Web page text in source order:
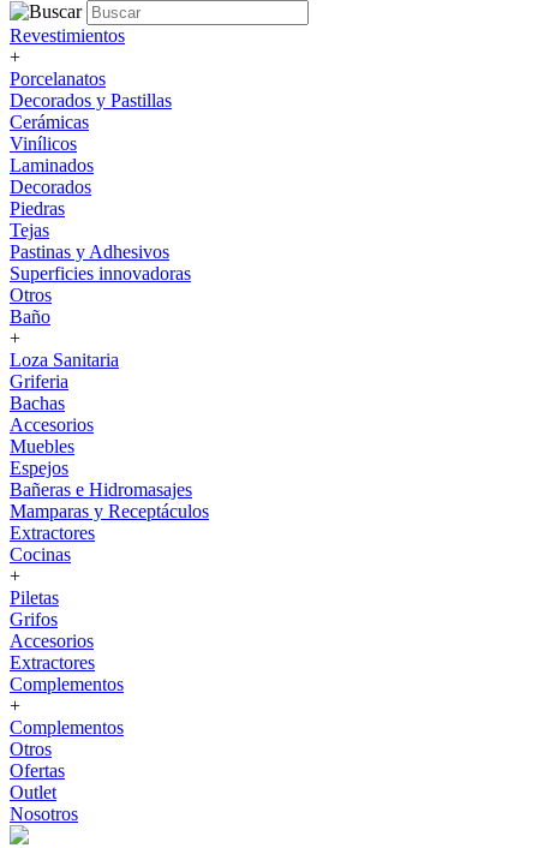
Revestimientos
+
Porcelanatos
Decorados y Pastillas
Cerámicas
Vinílicos
Laminados
Decorados
Piedras
Tejas
Pastinas y Adhesivos
Superficies innovadoras
Otros
Baño
+
Loza Sanitaria
Griferia
Bachas
Accesorios
Muebles
Espejos
Bañeras e Hidromasajes
Mamparas y Receptáculos
Extractores
Cocinas
+
Piletas
Grifos
Accesorios
Extractores
Complementos
+
Complementos
Otros
Ofertas
Outlet
Nosotros